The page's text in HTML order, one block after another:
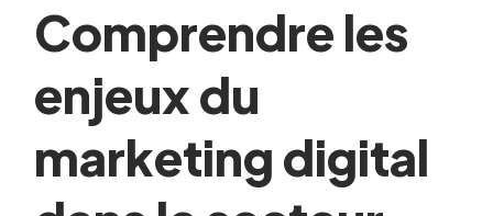
Comprendre les
enjeux du
marketing digital